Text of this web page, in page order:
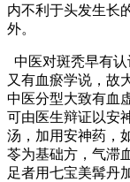
内不利于头发生长
外。
中医对斑秃早有
又有血瘀学说，故
中医分型大致有血
可由医生辩证以安
汤，加用安神药，
苓为基础方，气滞
足者用七宝美髯丹